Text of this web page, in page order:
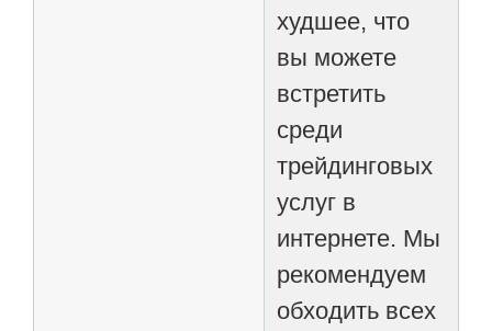
худшее, что
вы можете
встретить
среди
трейдинговых
услуг в
интернете. Мы
рекомендуем
обходить всех